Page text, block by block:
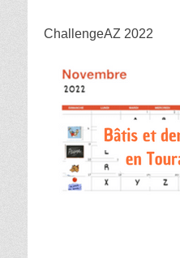
ChallengeAZ 2022